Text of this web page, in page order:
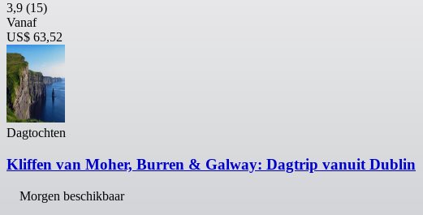
3,9 (15)
Vanaf
US$ 63,52
Dagtochten
Kliffen van Moher, Burren & Galway: Dagtrip vanuit Dublin
Morgen beschikbaar